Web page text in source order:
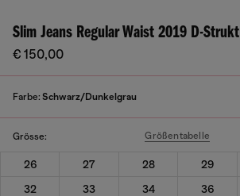
Slim Jeans Regular Waist 2019 D-Strukt
€ 150,00
Farbe: Schwarz/Dunkelgrau
Grösse: Größentabelle
26 27 28 29
32
33 34 36